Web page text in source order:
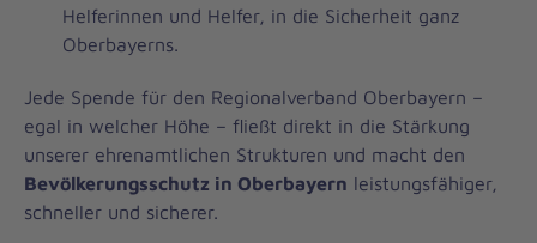
Helferinnen und Helfer, in die Sicherheit ganz
Oberbayerns.
Jede Spende für den Regionalverband Oberbayern –
egal in welcher Höhe – fließt direkt in die Stärkung
unserer ehrenamtlichen Strukturen und macht den
Bevölkerungsschutz in Oberbayern leistungsfähiger,
schneller und sicherer.